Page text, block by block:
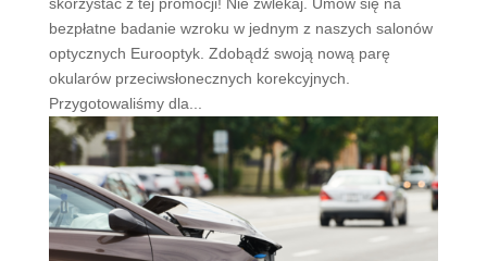
bezpłatne badanie wzroku w jednym z naszych salonów
optycznych Eurooptyk. Zdobądź swoją nową parę
okularów przeciwsłonecznych korekcyjnych.
Przygotowaliśmy dla...